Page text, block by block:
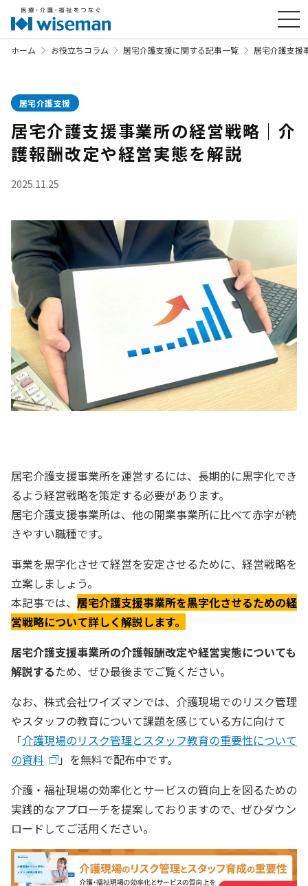
ホーム お役立ちコラム 居宅介護支援に関する記事一覧 居宅介護支援
居宅介護支援
居宅介護支援事業所の経営戦略｜介
護報酬改定や経営実態を解説
2025.11.25
居宅介護支援事業所を運営するには、長期的に黒字化でき
るよう経営戦略を策定する必要があります。
居宅介護支援事業所は、他の開業事業所に比べて赤字が続
きやすい職種です。
事業を黒字化させて経営を安定させるために、経営戦略を
立案しましょう。
本記事では、 居宅介護支援事業所を黒字化させるための経
営戦略について詳しく解説します。
居宅介護支援事業所の介護報酬改定や経営実態についても
解説するため、ぜひ最後までご覧ください。
なお、株式会社ワイズマンでは、介護現場でのリスク管理
やスタッフの教育について課題を感じている方に向けて
「介護現場のリスク管理とスタッフ教育の重要性について
の資料
」を無料で配布中です。
介護・福祉現場の効率化とサービスの質向上を図るための
実践的なアプローチを提案しておりますので、ぜひダウン
ロードしてご活用ください。